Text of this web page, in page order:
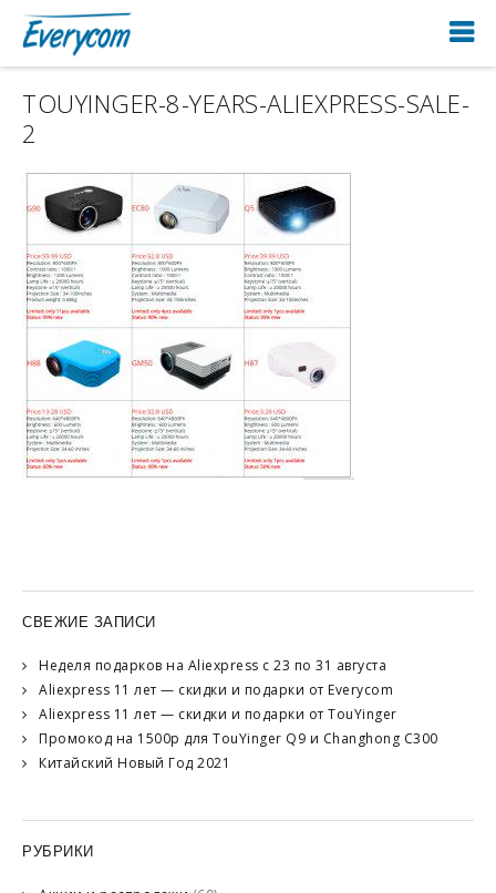
TOUYINGER-8-YEARS-ALIEXPRESS-SALE-
2
СВЕЖИЕ ЗАПИСИ
Неделя подарков на Aliexpress с 23 по 31 августа
Aliexpress 11 лет — скидки и подарки от Everycom
Aliexpress 11 лет — скидки и подарки от TouYinger
Промокод на 1500р для TouYinger Q9 и Changhong C300
Китайский Новый Год 2021
РУБРИКИ